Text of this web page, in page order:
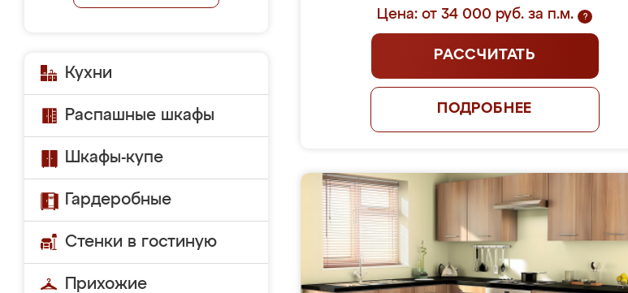
Кухни
Распашные шкафы
Шкафы-купе
Гардеробные
Стенки в гостиную
Прихожие
Цена: от 34 000 руб. за п.м. ?
РАССЧИТАТЬ
ПОДРОБНЕЕ